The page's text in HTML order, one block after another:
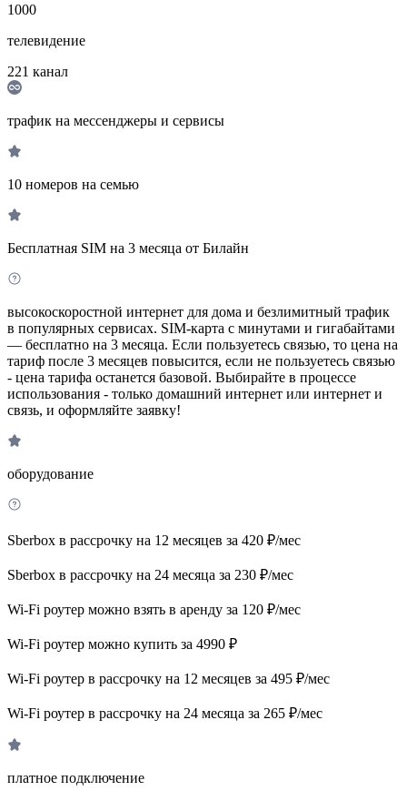
1000
телевидение
221 канал
трафик на мессенджеры и сервисы
10 номеров на семью
Бесплатная SIM на 3 месяца от Билайн
высокоскоростной интернет для дома и безлимитный трафик
в популярных сервисах. SIM-карта с минутами и гигабайтами
— бесплатно на 3 месяца. Если пользуетесь связью, то цена на
тариф после 3 месяцев повысится, если не пользуетесь связью
- цена тарифа останется базовой. Выбирайте в процессе
использования - только домашний интернет или интернет и
связь, и оформляйте заявку!
оборудование
Sberbox в рассрочку на 12 месяцев за 420 ₽/мес
Sberbox в рассрочку на 24 месяца за 230 ₽/мес
Wi-Fi роутер можно взять в аренду за 120 ₽/мес
Wi-Fi роутер можно купить за 4990 ₽
Wi-Fi роутер в рассрочку на 12 месяцев за 495 ₽/мес
Wi-Fi роутер в рассрочку на 24 месяца за 265 ₽/мес
платное подключение